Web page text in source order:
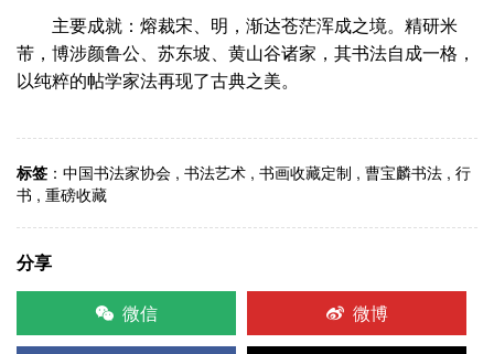
主要成就：熔裁宋、明，渐达苍茫浑成之境。精研米
芾，博涉颜鲁公、苏东坡、黄山谷诸家，其书法自成一格，
以纯粹的帖学家法再现了古典之美。
标签 ： 中国书法家协会 , 书法艺术 , 书画收藏定制 , 曹宝麟书法 , 行
书 , 重磅收藏
分享
微信
微博